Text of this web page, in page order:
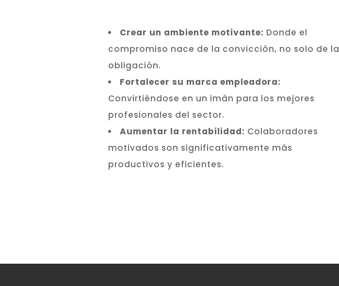
Crear un ambiente motivante: Donde el
compromiso nace de la convicción, no solo de la
obligación.
Fortalecer su marca empleadora:
Convirtiéndose en un imán para los mejores
profesionales del sector.
Aumentar la rentabilidad: Colaboradores
motivados son significativamente más
productivos y eficientes.